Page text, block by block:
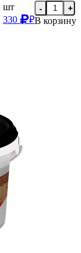
шт
330
₽
- +
В корзину